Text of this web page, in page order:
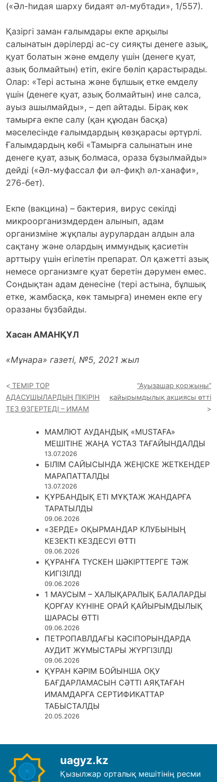
(«Әл-һидая шарху бидаят әл-мубтади», 1/557).
Қазіргі заман ғалымдары екпе арқылы
салынатын дәрілерді ас-су сияқты денеге азық,
қуат болатын және емделу үшін (денеге қуат,
азық болмайтын) етіп, екіге бөліп қарастырады.
Олар: «Тері астына және бұлшық етке емделу
үшін (денеге қуат, азық болмайтын) ине салса,
ауыз ашылмайды», – деп айтады. Бірақ көк
тамырға екпе салу (қан құюдан басқа)
мәселесінде ғалымдардың көзқарасы әртүрлі.
Ғалымдардың көбі «Тамырға салынатын ине
денеге қуат, азық болмаса, ораза бұзылмайды»
дейді («Әл-муфассал фи әл-фиқһ әл-ханафи»,
276-бет).
Екпе (вакцина) – бактерия, вирус секілді
микроорганизмдерден алынып, адам
организміне жұқпалы аурулардан алдын ала
сақтану және олардың иммундық қасиетін
арттыру үшін егілетін препарат. Ол қажетті азық
немесе организмге қуат беретін дәрумен емес.
Сондықтан адам денесіне (тері астына, бұлшық
етке, жамбасқа, көк тамырға) инемен екпе егу
оразаны бұзбайды.
Хасан АМАНҚҰЛ
«Мұнара» газеті, №5, 2021 жыл
ТЕМІР ТОР
АДАСУШЫЛАРДЫҢ ПІКІРІН
ТЕЗ ӨЗГЕРТЕДІ – ИМАМ
“Ауызашар қоржыны”
қайырымдылық акциясы өтті
МАМЛЮТ АУДАНДЫҚ «MUSTAFA»
МЕШІТІНЕ ЖАҢА ҰСТАЗ ТАҒАЙЫНДАЛДЫ
13.07.2026
БІЛІМ САЙЫСЫНДА ЖЕҢІСКЕ ЖЕТКЕНДЕР
МАРАПАТТАЛДЫ
13.07.2026
ҚҰРБАНДЫҚ ЕТІ МҰҚТАЖ ЖАНДАРҒА
ТАРАТЫЛДЫ
09.06.2026
«ЗЕРДЕ» ОҚЫРМАНДАР КЛУБЫНЫҢ
КЕЗЕКТІ КЕЗДЕСУІ ӨТТІ
09.06.2026
ҚҰРАНҒА ТҮСКЕН ШӘКІРТТЕРГЕ ТӘЖ
КИГІЗІЛДІ
09.06.2026
1 МАУСЫМ – ХАЛЫҚАРАЛЫҚ БАЛАЛАРДЫ
ҚОРҒАУ КҮНІНЕ ОРАЙ ҚАЙЫРЫМДЫЛЫҚ
ШАРАСЫ ӨТТІ
09.06.2026
ПЕТРОПАВЛДАҒЫ КӘСІПОРЫНДАРДА
АУДИТ ЖҰМЫСТАРЫ ЖҮРГІЗІЛДІ
09.06.2026
ҚҰРАН КӘРІМ БОЙЫНША ОҚУ
БАҒДАРЛАМАСЫН СӘТТІ АЯҚТАҒАН
ИМАМДАРҒА СЕРТИФИКАТТАР
ТАБЫСТАЛДЫ
20.05.2026
uagyz.kz
Қызылжар орталық мешітінің ресми